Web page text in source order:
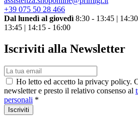
+39 075 50 28 466
Dal lunedì al giovedì 8:30 - 13:45 |
13:45 | 14:15 - 16:00
Iscriviti alla Newsletter
Ho letto ed accetto la privacy policy.
newsletter e presto il relativo consenso al
personali *
Iscriviti